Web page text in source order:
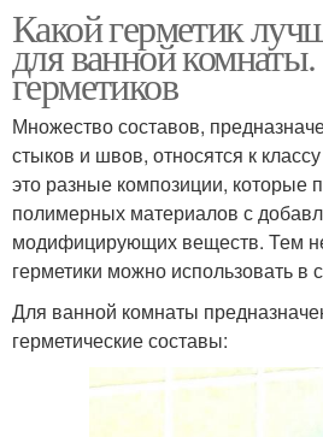
Какой герметик
для ванной
герметиков
Множество составов,
стыков и швов, относятся к
это разные композиции, которые
полимерных материалов с
модифицирующих веществ. Тем
герметики можно использовать в
Для ванной комнаты
герметические составы: